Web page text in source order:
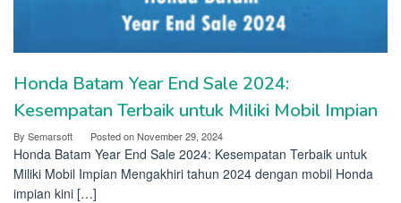
Honda Batam Year End Sale 2024:
Kesempatan Terbaik untuk Miliki Mobil Impian
By Semarsoft Posted onNovember 29, 2024
Honda Batam Year End Sale 2024: Kesempatan Terbaik untuk
Miliki Mobil Impian Mengakhiri tahun 2024 dengan mobil Honda
impian kini […]